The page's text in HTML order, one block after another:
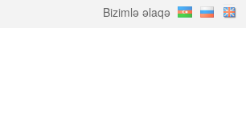
Bizimlə əlaqə